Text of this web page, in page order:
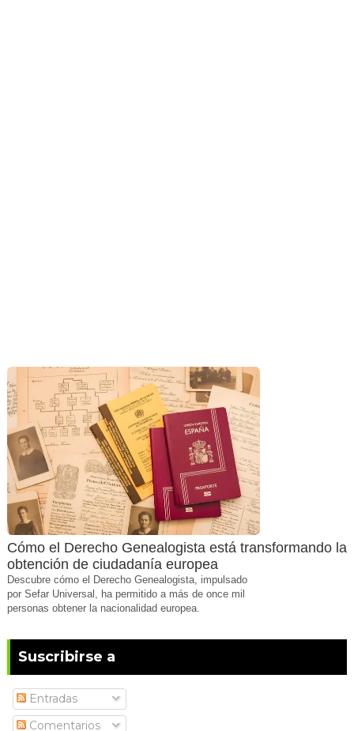
Cómo el Derecho Genealogista está transformando la
obtención de ciudadanía europea
Descubre cómo el Derecho Genealogista, impulsado
por Sefar Universal, ha permitido a más de once mil
personas obtener la nacionalidad europea.
Suscribirse a
Entradas
Comentarios